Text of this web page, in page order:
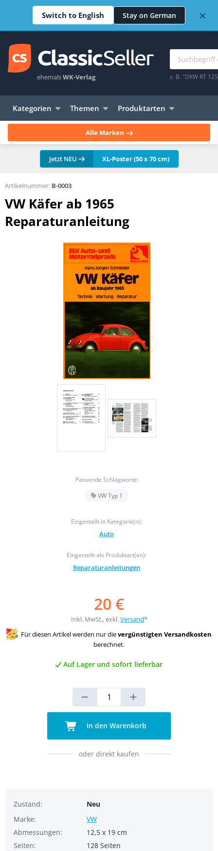
Switch to English Stay on German ×
ehemalsWK-Verlag z. B. "DKW RT
Kategorien Themen Produktarten
Alle Marken
Jetzt NEU XL-Poster (50 x 70 cm)
VW Käfer ab 1965
Reparaturanleitung
Passende Schlagworte:
VW Typ 1
Eingestellt in Kategorie(n):
Auto
Eingestellt als Produktart(en):
Reparaturanleitungen
Artikelnummer: B-0003
20 €
Inkl. MwSt., exkl.Versand*
Für diesen Artikel werden nur dievergünstigten Versandkosten
berechnet.
Auf Lager und sofort lieferbar
In den Warenkorb
oder direkt kaufen
Zustand:
Neu
Marke:
VW
Abmessungen:
12,5 x 19 cm
Seiten:
128 Seiten